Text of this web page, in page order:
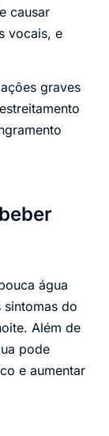
causar
vocais, e
graves
água
sintomas do
Além de
pode
e aumentar